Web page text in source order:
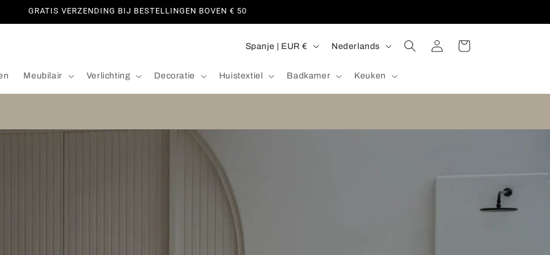
GRATIS VERZENDING BIJ BESTELLINGEN BOVEN € 50
Meubilair Verlichting Decoratie Huistextiel Badkamer Keuken
L
n
o
Spanje | EUR €
T
a
Nederlands InloggenWinkelwagen